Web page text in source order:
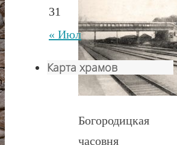
Богородицкая
часовня
« Июл
31
Карта храмов